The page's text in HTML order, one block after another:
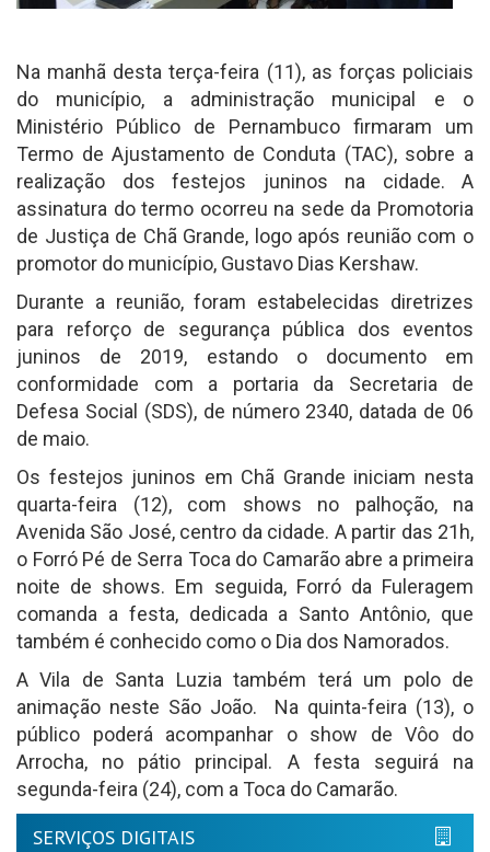
Na manhã desta terça-feira (11), as forças policiais
do município, a administração municipal e o
Ministério Público de Pernambuco firmaram um
Termo de Ajustamento de Conduta (TAC), sobre a
realização dos festejos juninos na cidade. A
assinatura do termo ocorreu na sede da Promotoria
de Justiça de Chã Grande, logo após reunião com o
promotor do município, Gustavo Dias Kershaw.
Durante a reunião, foram estabelecidas diretrizes
para reforço de segurança pública dos eventos
juninos de 2019, estando o documento em
conformidade com a portaria da Secretaria de
Defesa Social (SDS), de número 2340, datada de 06
de maio.
Os festejos juninos em Chã Grande iniciam nesta
quarta-feira (12), com shows no palhoção, na
Avenida São José, centro da cidade. A partir das 21h,
o Forró Pé de Serra Toca do Camarão abre a primeira
noite de shows. Em seguida, Forró da Fuleragem
comanda a festa, dedicada a Santo Antônio, que
também é conhecido como o Dia dos Namorados.
A Vila de Santa Luzia também terá um polo de
animação neste São João. Na quinta-feira (13), o
público poderá acompanhar o show de Vôo do
Arrocha, no pátio principal. A festa seguirá na
segunda-feira (24), com a Toca do Camarão.
SERVIÇOS DIGITAIS